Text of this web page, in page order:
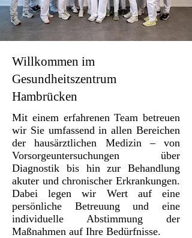
Willkommen im
Gesundheitszentrum
Hambrücken
Mit einem erfahrenen Team betreuen
wir Sie umfassend in allen Bereichen
der hausärztlichen Medizin – von
Vorsorgeuntersuchungen über
Diagnostik bis hin zur Behandlung
akuter und chronischer Erkrankungen.
Dabei legen wir Wert auf eine
persönliche Betreuung und eine
individuelle Abstimmung der
Maßnahmen auf Ihre Bedürfnisse.